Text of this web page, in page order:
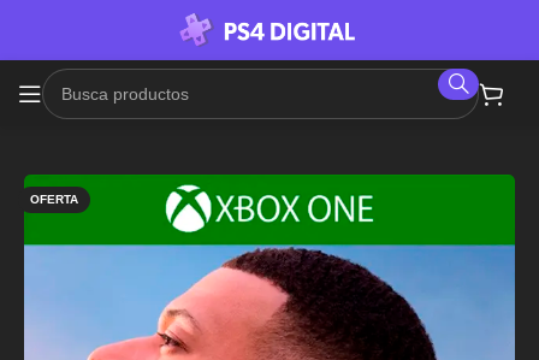
OFERTA